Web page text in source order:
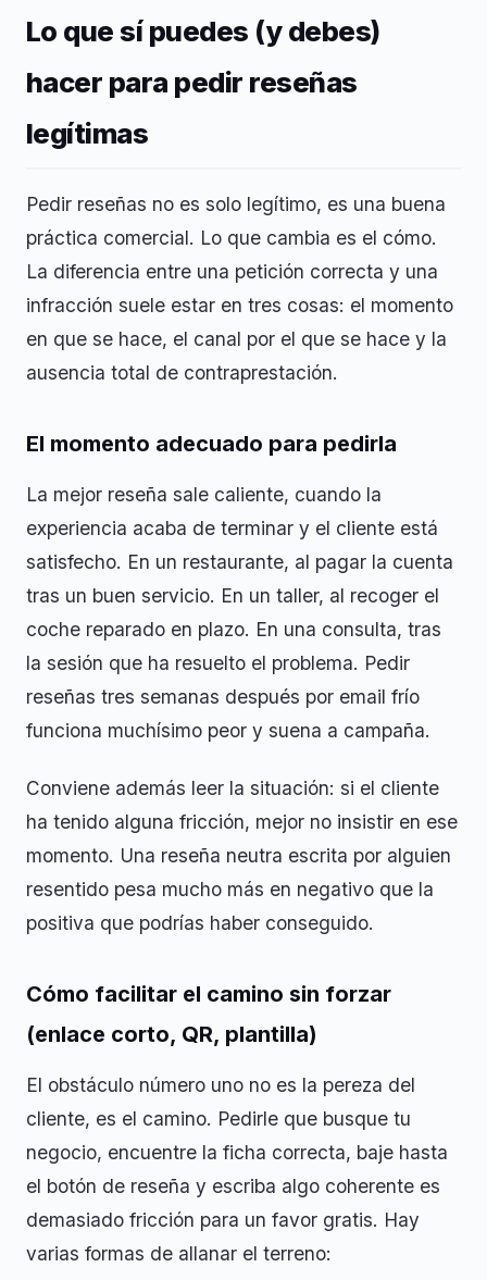
Lo que sí puedes (y debes)
hacer para pedir reseñas
legítimas
Pedir reseñas no es solo legítimo, es una buena
práctica comercial. Lo que cambia es el cómo.
La diferencia entre una petición correcta y una
infracción suele estar en tres cosas: el momento
en que se hace, el canal por el que se hace y la
ausencia total de contraprestación.
El momento adecuado para pedirla
La mejor reseña sale caliente, cuando la
experiencia acaba de terminar y el cliente está
satisfecho. En un restaurante, al pagar la cuenta
tras un buen servicio. En un taller, al recoger el
coche reparado en plazo. En una consulta, tras
la sesión que ha resuelto el problema. Pedir
reseñas tres semanas después por email frío
funciona muchísimo peor y suena a campaña.
Conviene además leer la situación: si el cliente
ha tenido alguna fricción, mejor no insistir en ese
momento. Una reseña neutra escrita por alguien
resentido pesa mucho más en negativo que la
positiva que podrías haber conseguido.
Cómo facilitar el camino sin forzar
(enlace corto, QR, plantilla)
El obstáculo número uno no es la pereza del
cliente, es el camino. Pedirle que busque tu
negocio, encuentre la ficha correcta, baje hasta
el botón de reseña y escriba algo coherente es
demasiado fricción para un favor gratis. Hay
varias formas de allanar el terreno: